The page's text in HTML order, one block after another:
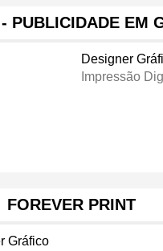
PUBLICIDADE EM
Designer
Impressão
FOREVER PRINT
Gráfico